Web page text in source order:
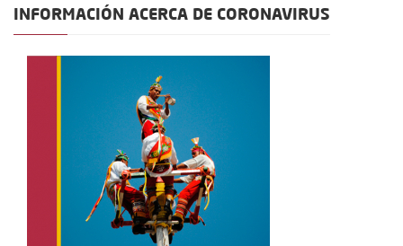
INFORMACIÓN ACERCA DE CORONAVIRUS